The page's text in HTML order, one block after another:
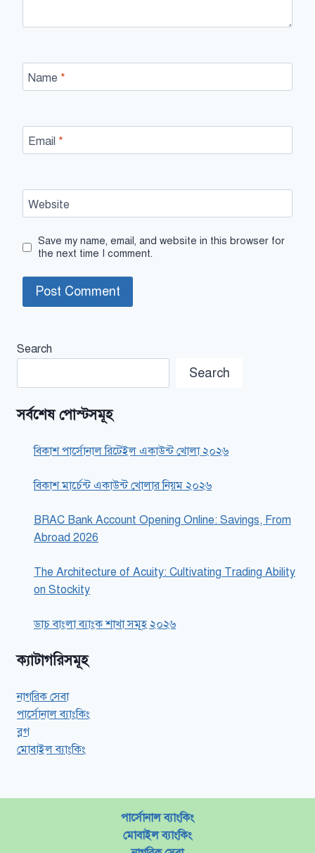
Name *
Email *
Website
Save my name, email, and website in this browser for
the next time I comment.
Search
Search
সর্বশেষ পোস্টসমূহ
বিকাশ পার্সোনাল রিটেইল একাউন্ট খোলা ২০২৬
বিকাশ মার্চেন্ট একাউন্ট খোলার নিয়ম ২০২৬
BRAC Bank Account Opening Online: Savings, From
Abroad 2026
The Architecture of Acuity: Cultivating Trading Ability
on Stockity
ডাচ বাংলা ব্যাংক শাখা সমূহ ২০২৬
ক্যাটাগরিসমূহ
নাগরিক সেবা
পার্সোনাল ব্যাংকিং
ব্লগ
মোবাইল ব্যাংকিং
পার্সোনাল ব্যাংকিং
মোবাইল ব্যাংকিং